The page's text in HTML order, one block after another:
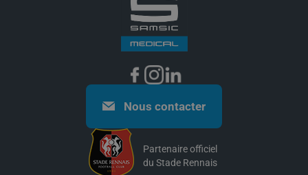
Nous contacter
Partenaire officiel
du Stade Rennais